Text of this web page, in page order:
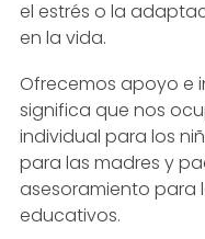
el estrés o la
en la vida.
Ofrecemos apoyo e
significa que nos
individual para los
para las madres y
asesoramiento para
educativos.